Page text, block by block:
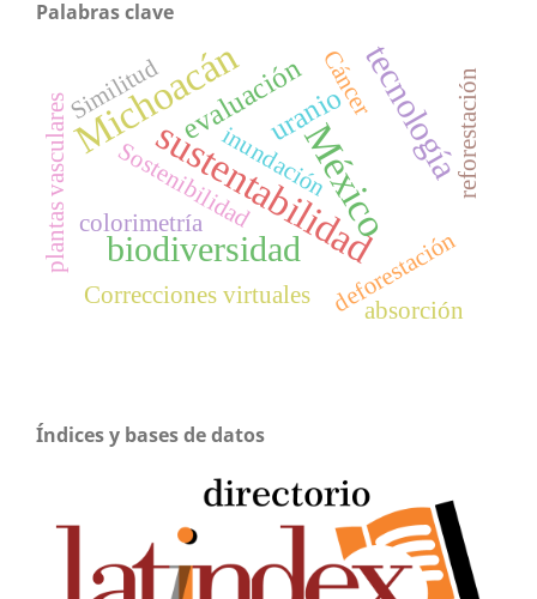
Palabras clave
sustentabilidad
Michoacán
México
biodiversidad
tecnología
evaluaciónuranio
plantas vasculares deforestación
reforestación
Sostenibilidadinundación
colorimetría
Similitud Cáncer
Correcciones virtuales
absorción
Índices y bases de datos